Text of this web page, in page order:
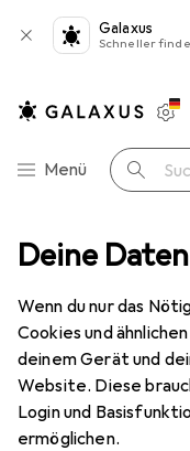
Deine
Wenn du nur das
Cookies und
deinem Gerät und
Website. Diese
Login und
ermöglichen.
Galaxus
Schneller
Navigation nach
Menü Suche
Bad + Sanitär
MSV Nadine
EUR
33,62